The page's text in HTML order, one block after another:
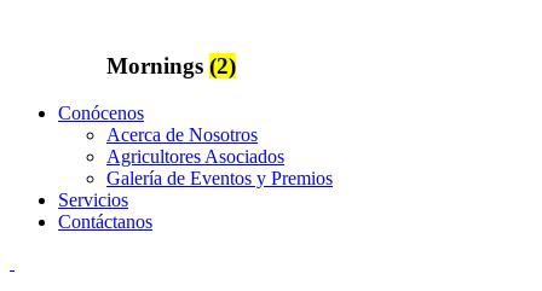
Mornings (2)
Conócenos
Acerca de Nosotros
Agricultores Asociados
Galería de Eventos y Premios
Servicios
Contáctanos